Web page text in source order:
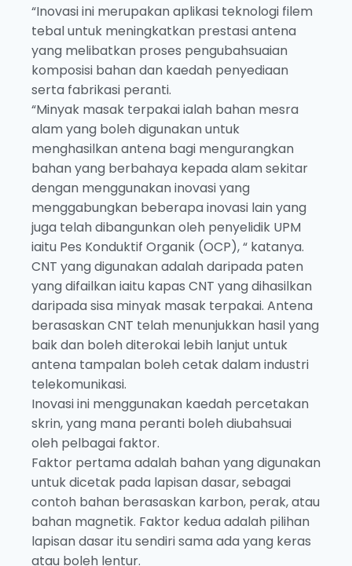
“Inovasi ini merupakan aplikasi teknologi filem
tebal untuk meningkatkan prestasi antena
yang melibatkan proses pengubahsuaian
komposisi bahan dan kaedah penyediaan
serta fabrikasi peranti.
“Minyak masak terpakai ialah bahan mesra
alam yang boleh digunakan untuk
menghasilkan antena bagi mengurangkan
bahan yang berbahaya kepada alam sekitar
dengan menggunakan inovasi yang
menggabungkan beberapa inovasi lain yang
juga telah dibangunkan oleh penyelidik UPM
iaitu Pes Konduktif Organik (OCP), “ katanya.
CNT yang digunakan adalah daripada paten
yang difailkan iaitu kapas CNT yang dihasilkan
daripada sisa minyak masak terpakai. Antena
berasaskan CNT telah menunjukkan hasil yang
baik dan boleh diterokai lebih lanjut untuk
antena tampalan boleh cetak dalam industri
telekomunikasi.
Inovasi ini menggunakan kaedah percetakan
skrin, yang mana peranti boleh diubahsuai
oleh pelbagai faktor.
Faktor pertama adalah bahan yang digunakan
untuk dicetak pada lapisan dasar, sebagai
contoh bahan berasaskan karbon, perak, atau
bahan magnetik. Faktor kedua adalah pilihan
lapisan dasar itu sendiri sama ada yang keras
atau boleh lentur.